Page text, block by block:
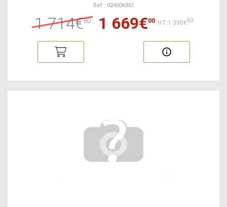
Ref : 024006851
1 714€80 1 669€00 HT:1 390€83